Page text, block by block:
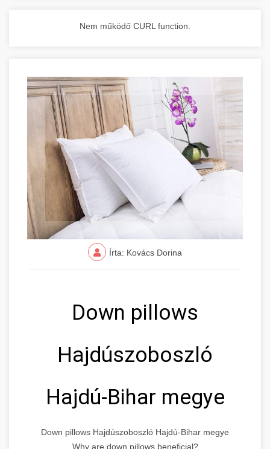
Nem működő CURL function.
Írta: Kovács Dorina
Down pillows
Hajdúszoboszló
Hajdú-Bihar megye
Down pillows Hajdúszoboszló Hajdú-Bihar megye
Why are down pillows beneficial?